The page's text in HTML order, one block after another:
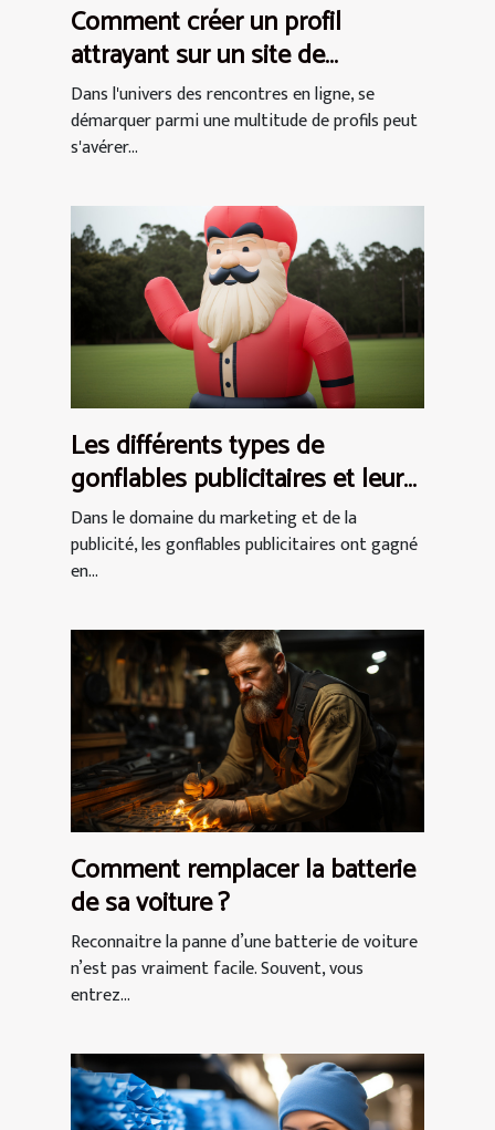
Comment créer un profil
attrayant sur un site de
rencontres pour femmes
Dans l'univers des rencontres en ligne, se
démarquer parmi une multitude de profils peut
s'avérer...
Les différents types de
gonflables publicitaires et leurs
utilisations
Dans le domaine du marketing et de la
publicité, les gonflables publicitaires ont gagné
en...
Comment remplacer la batterie
de sa voiture ?
Reconnaitre la panne d’une batterie de voiture
n’est pas vraiment facile. Souvent, vous
entrez...